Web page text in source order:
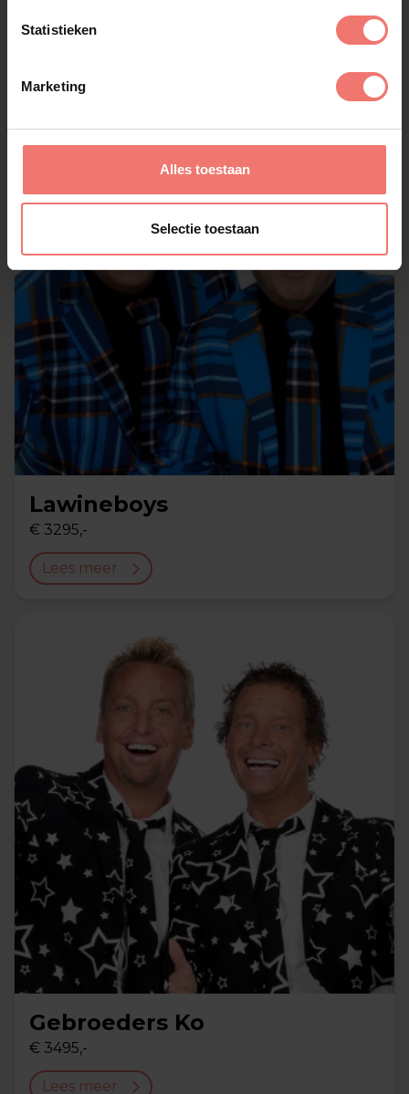
Statistieken
Marketing
Alles toestaan
Selectie toestaan
Lawineboys
€ 3295,-
Lees meer
Gebroeders Ko
€ 3495,-
Lees meer